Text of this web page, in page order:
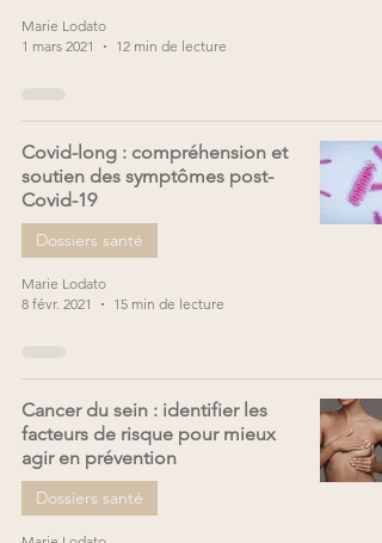
Marie Lodato
1 mars 2021
12 min de lecture
Covid-long : compréhension et
soutien des symptômes post-
Covid-19
Dossiers santé
Marie Lodato
8 févr. 2021
15 min de lecture
Cancer du sein : identifier les
facteurs de risque pour mieux
agir en prévention
Dossiers santé